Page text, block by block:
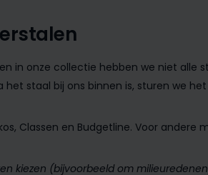
in onze collectie hebben we niet
staal bij ons binnen is, sturen we
Classen en Budgetline. Voor
kiezen (bijvoorbeeld om